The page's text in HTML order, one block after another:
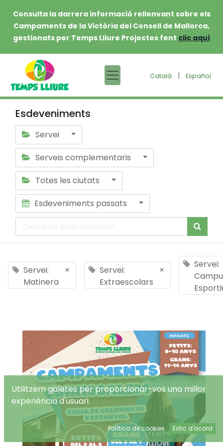
Consulta la darrera informació rellenvant sobre els
Campaments de la Victòria del Consell de Mallorca,
gestionats per Temps Lliure Projectes fent clic aquí
Català | Español
Esdeveniments
Servei
Serveis complementaris
Totes les ciutats
Esdeveniments passats
Servei:
Matinera
×
Servei:
Extraescolars
×
Servei:
Utilitzem galetes per proporcionar-vos una millor
experiència d'usuari.
Política de cookies Estic d'acord